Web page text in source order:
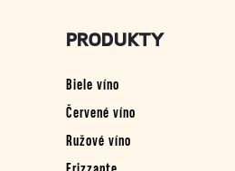
PRODUKTY
Biele víno
Červené víno
Ružové víno
Frizzante